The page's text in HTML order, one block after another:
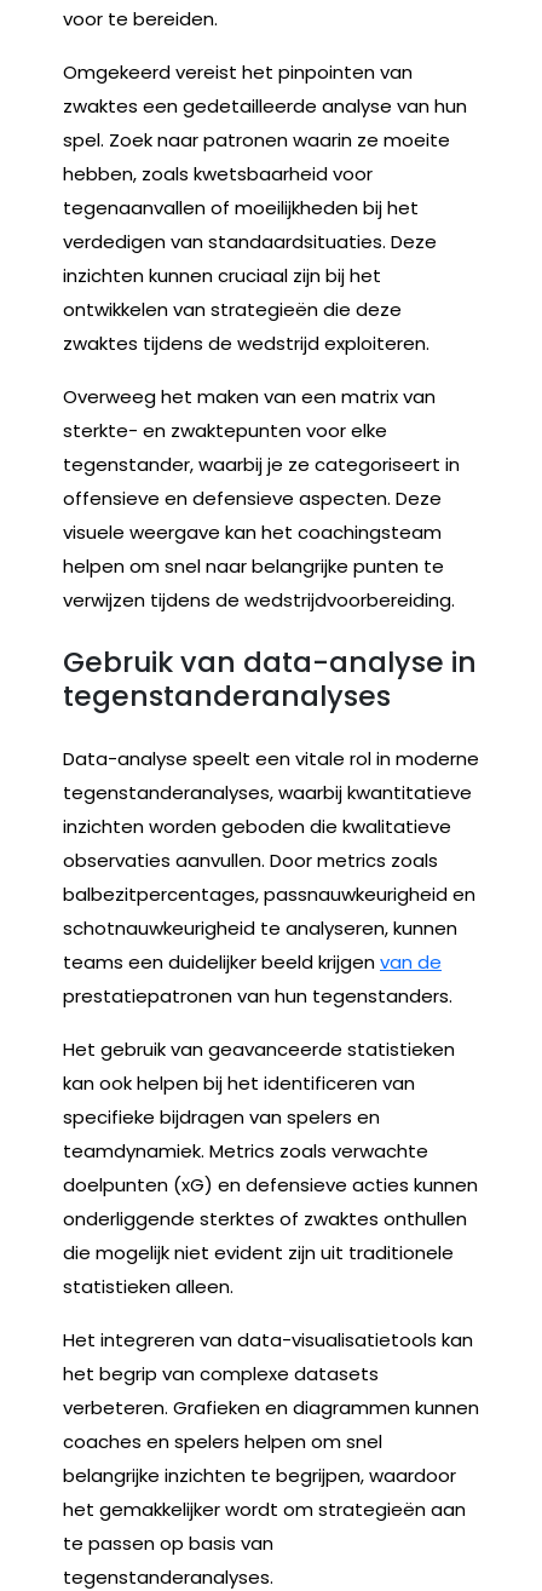
voor te bereiden.
Omgekeerd vereist het pinpointen van
zwaktes een gedetailleerde analyse van hun
spel. Zoek naar patronen waarin ze moeite
hebben, zoals kwetsbaarheid voor
tegenaanvallen of moeilijkheden bij het
verdedigen van standaardsituaties. Deze
inzichten kunnen cruciaal zijn bij het
ontwikkelen van strategieën die deze
zwaktes tijdens de wedstrijd exploiteren.
Overweeg het maken van een matrix van
sterkte- en zwaktepunten voor elke
tegenstander, waarbij je ze categoriseert in
offensieve en defensieve aspecten. Deze
visuele weergave kan het coachingsteam
helpen om snel naar belangrijke punten te
verwijzen tijdens de wedstrijdvoorbereiding.
Gebruik van data-analyse in
tegenstanderanalyses
Data-analyse speelt een vitale rol in moderne
tegenstanderanalyses, waarbij kwantitatieve
inzichten worden geboden die kwalitatieve
observaties aanvullen. Door metrics zoals
balbezitpercentages, passnauwkeurigheid en
schotnauwkeurigheid te analyseren, kunnen
teams een duidelijker beeld krijgenvan de
prestatiepatronen van hun tegenstanders.
Het gebruik van geavanceerde statistieken
kan ook helpen bij het identificeren van
specifieke bijdragen van spelers en
teamdynamiek. Metrics zoals verwachte
doelpunten (xG) en defensieve acties kunnen
onderliggende sterktes of zwaktes onthullen
die mogelijk niet evident zijn uit traditionele
statistieken alleen.
Het integreren van data-visualisatietools kan
het begrip van complexe datasets
verbeteren. Grafieken en diagrammen kunnen
coaches en spelers helpen om snel
belangrijke inzichten te begrijpen, waardoor
het gemakkelijker wordt om strategieën aan
te passen op basis van
tegenstanderanalyses.